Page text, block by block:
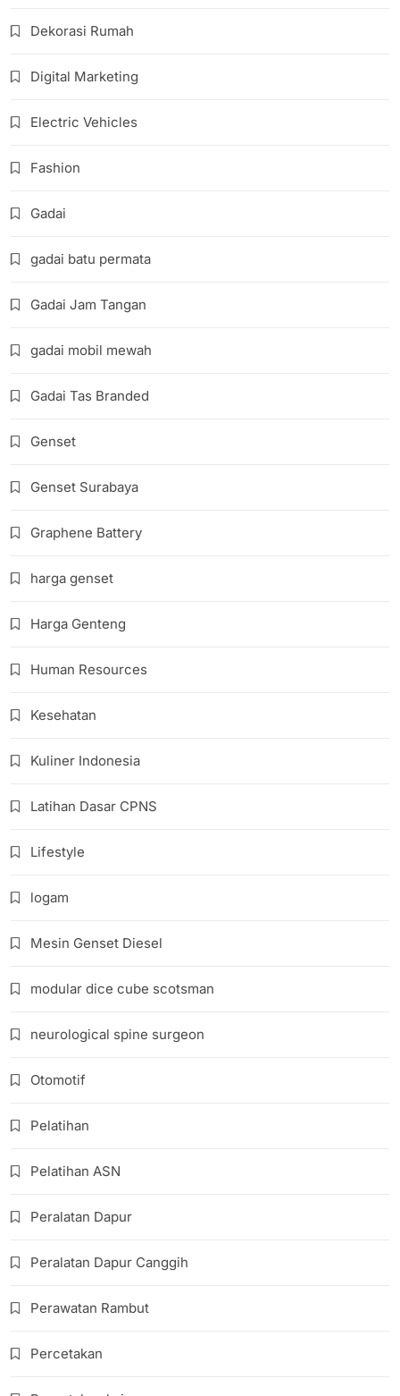
Dekorasi Rumah
Digital Marketing
Electric Vehicles
Fashion
Gadai
gadai batu permata
Gadai Jam Tangan
gadai mobil mewah
Gadai Tas Branded
Genset
Genset Surabaya
Graphene Battery
harga genset
Harga Genteng
Human Resources
Kesehatan
Kuliner Indonesia
Latihan Dasar CPNS
Lifestyle
logam
Mesin Genset Diesel
modular dice cube scotsman
neurological spine surgeon
Otomotif
Pelatihan
Pelatihan ASN
Peralatan Dapur
Peralatan Dapur Canggih
Perawatan Rambut
Percetakan